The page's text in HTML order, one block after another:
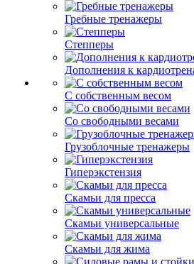
Гребные тренажеры
Степперы
Дополнения к
С собственным весом
Со свободными весами
Грузоблочные тренажеры
Гиперэкстензия
Скамьи для пресса
Скамьи универсальные
Скамьи для жима